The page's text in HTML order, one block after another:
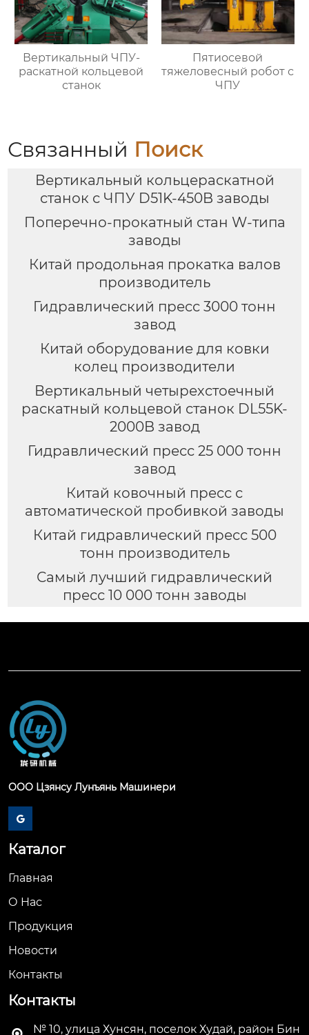
Вертикальный ЧПУ-
раскатной кольцевой
станок
Пятиосевой
тяжеловесный робот с
ЧПУ
Связанный Поиск
Вертикальный кольцераскатной
станок с ЧПУ D51K-450B заводы
Поперечно-прокатный стан W-типа
заводы
Китай продольная прокатка валов
производитель
Гидравлический пресс 3000 тонн
завод
Китай оборудование для ковки
колец производители
Вертикальный четырехстоечный
раскатный кольцевой станок DL55K-
2000B завод
Гидравлический пресс 25 000 тонн
завод
Китай ковочный пресс с
автоматической пробивкой заводы
Китай гидравлический пресс 500
тонн производитель
Самый лучший гидравлический
пресс 10 000 тонн заводы
ООО Цзянсу Лунъянь Машинери

Каталог
Главная
О Hас
Продукция
Новости
Контакты
Контакты
№ 10, улица Хунсян, поселок Худай, район Бин